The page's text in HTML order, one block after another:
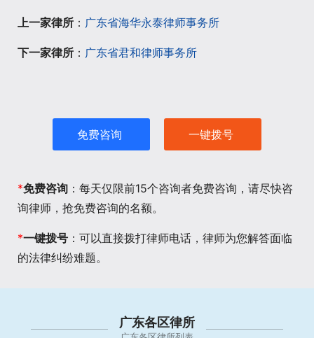
上一家律所 ： 广东省海华永泰律师事务所
下一家律所 ： 广东省君和律师事务所
免费咨询 一键拨号
*免费咨询 ：每天仅限前15个咨询者免费咨询，请尽快咨
询律师，抢免费咨询的名额。
*一键拨号 ：可以直接拨打律师电话，律师为您解答面临
的法律纠纷难题。
广东各区律所